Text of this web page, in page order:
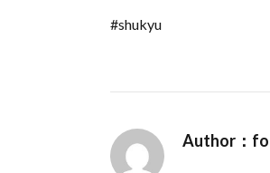
#shukyu
Author：